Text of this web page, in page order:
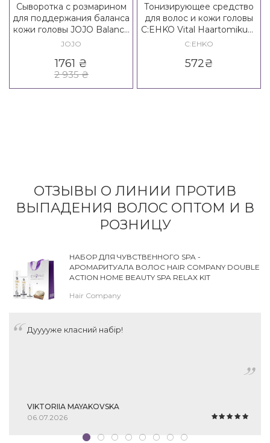
Сыворотка с розмарином
для поддержания баланса
кожи головы JOJO Balance
Rosemary Vials
JOJO
1761 ₴
2 935₴
Тонизирующее средство
для волос и кожи головы
C:EHKO Vital Haartomikum
3B Formel
C:EHKO
572₴
ОТЗЫВЫ О ЛИНИИ ПРОТИВ
ВЫПАДЕНИЯ ВОЛОС ОПТОМ И В
РОЗНИЦУ
НАБОР ДЛЯ ЧУВСТВЕННОГО SPA -
АРОМАРИТУАЛА ВОЛОС HAIR COMPANY DOUBLE
ACTION HOME BEAUTY SPA RELAX KIT
Hair Company
Дууууже класний набір!
VIKTORIIA MAYAKOVSKA
06.07.2026